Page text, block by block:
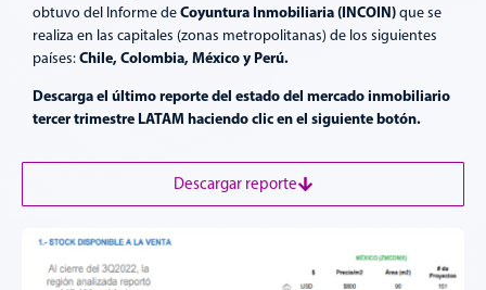
obtuvo del Informe deCoyuntura Inmobiliaria (INCOIN)que se
realiza en las capitales (zonas metropolitanas) de los siguientes
países:Chile, Colombia, México y Perú.
Descarga el último reporte del estado del mercado inmobiliario
tercer trimestre LATAM haciendo clic en el siguiente botón.
Descargar reporte